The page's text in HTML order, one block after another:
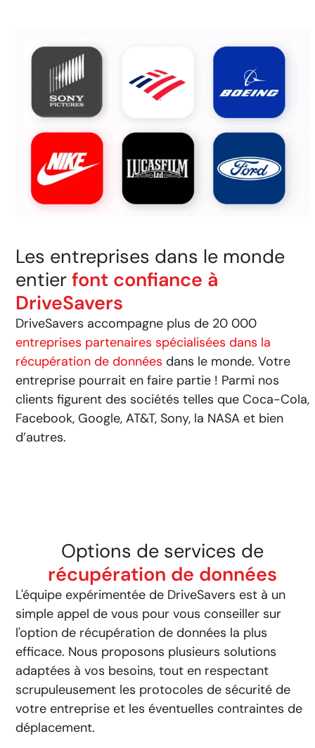
Les entreprises dans le monde
entierfont confiance à
DriveSavers
DriveSavers accompagne plus de 20 000
entreprises partenaires spécialisées dans la
récupération de données dans le monde. Votre
entreprise pourrait en faire partie ! Parmi nos
clients figurent des sociétés telles que Coca-Cola,
Facebook, Google, AT&T, Sony, la NASA et bien
d’autres.
Options de services de
récupération de données
L'équipe expérimentée de DriveSavers est à un
simple appel de vous pour vous conseiller sur
l'option de récupération de données la plus
efficace. Nous proposons plusieurs solutions
adaptées à vos besoins, tout en respectant
scrupuleusement les protocoles de sécurité de
votre entreprise et les éventuelles contraintes de
déplacement.